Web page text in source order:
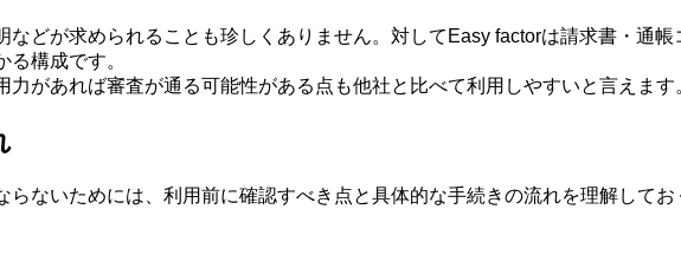
どが求められることも珍しくありません。対してEasy factorは請求書・通
構成です。
があれば審査が通る可能性がある点も他社と比べて利用しやすいと言えます
ないためには、利用前に確認すべき点と具体的な手続きの流れを理解して